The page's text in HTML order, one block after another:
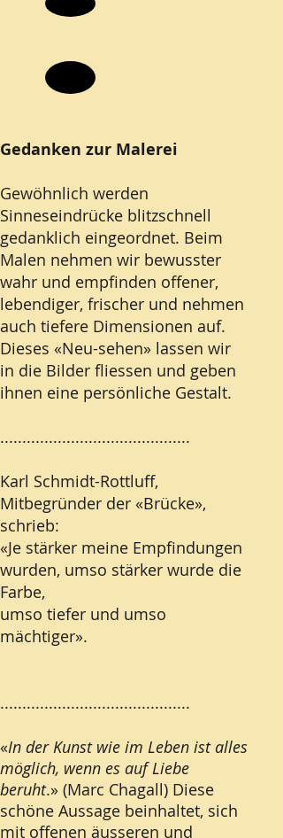
Gedanken zur Malerei
Gewöhnlich werden
Sinneseindrücke blitzschnell
gedanklich eingeordnet. Beim
Malen nehmen wir bewusster
wahr und empfinden offener,
lebendiger, frischer und nehmen
auch tiefere Dimensionen auf.
Dieses «Neu-sehen» lassen wir
in die Bilder fliessen und geben
ihnen eine persönliche Gestalt.
...........................................
Karl Schmidt-Rottluff,
Mitbegründer der «Brücke»,
schrieb:
«Je stärker meine Empfindungen
wurden, umso stärker wurde die
Farbe,
umso tiefer und umso
mächtiger».
...........................................
«In der Kunst wie im Leben ist alles
möglich, wenn es auf Liebe
beruht.» (Marc Chagall) Diese
schöne Aussage beinhaltet, sich
mit offenen äusseren und